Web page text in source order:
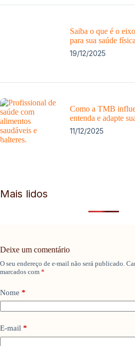
Saiba o que é o
para sua saúde
19/12/2025
Como a TMB
entenda e adapte
11/12/2025
Mais lidos
Deixe um comentário
O seu endereço de e-mail não será publicado.
marcados com *
Nome *
E-mail *